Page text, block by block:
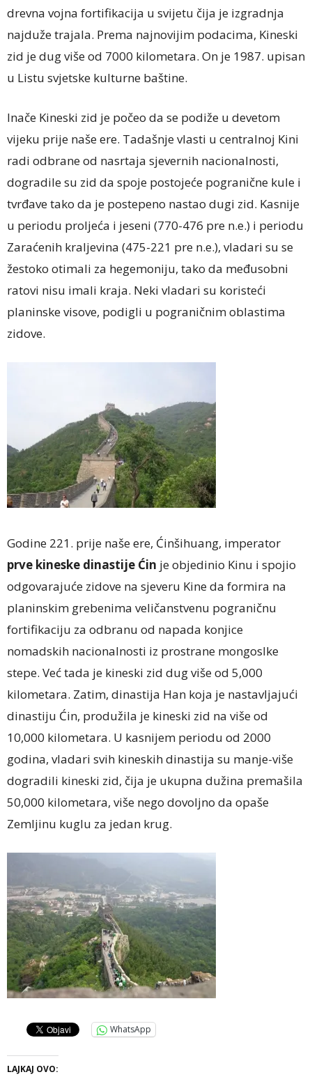
drevna vojna fortifikacija u svijetu čija je izgradnja
najduže trajala. Prema najnovijim podacima, Kineski
zid je dug više od 7000 kilometara. On je 1987. upisan
u Listu svjetske kulturne baštine.
Inače Kineski zid je počeo da se podiže u devetom
vijeku prije naše ere. Tadašnje vlasti u centralnoj Kini
radi odbrane od nasrtaja sjevernih nacionalnosti,
dogradile su zid da spoje postojeće pogranične kule i
tvrđave tako da je postepeno nastao dugi zid. Kasnije
u periodu proljeća i jeseni (770-476 pre n.e.) i periodu
Zaraćenih kraljevina (475-221 pre n.e.), vladari su se
žestoko otimali za hegemoniju, tako da međusobni
ratovi nisu imali kraja. Neki vladari su koristeći
planinske visove, podigli u pograničnim oblastima
zidove.
Godine 221. prije naše ere, Ćinšihuang, imperator
prve kineske dinastije Ćin je objedinio Kinu i spojio
odgovarajuće zidove na sjeveru Kine da formira na
planinskim grebenima veličanstvenu pograničnu
fortifikaciju za odbranu od napada konjice
nomadskih nacionalnosti iz prostrane mongoslke
stepe. Već tada je kineski zid dug više od 5,000
kilometara. Zatim, dinastija Han koja je nastavljajući
dinastiju Ćin, produžila je kineski zid na više od
10,000 kilometara. U kasnijem periodu od 2000
godina, vladari svih kineskih dinastija su manje-više
dogradili kineski zid, čija je ukupna dužina premašila
50,000 kilometara, više nego dovoljno da opaše
Zemljinu kuglu za jedan krug.
WhatsApp
LAJKAJ OVO: